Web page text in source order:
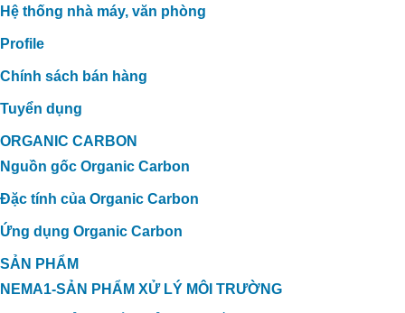
TRONG XỬ LÝ MÙI HÔI TRANG TRẠI
VỊT TẠI THẠNH HÓA, LONG AN
Hệ thống nhà máy, văn phòng
Profile
Chính sách bán hàng
Tuyển dụng
ORGANIC CARBON
Nguồn gốc Organic Carbon
Đặc tính của Organic Carbon
Ứng dụng Organic Carbon
SẢN PHẨM
NEMA1-SẢN PHẨM XỬ LÝ MÔI TRƯỜNG